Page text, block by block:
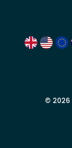
© 2026